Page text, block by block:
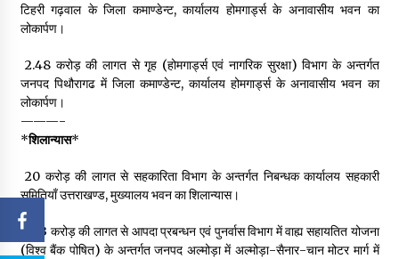
टिहरी गढ़वाल के जिला कमाण्डेन्ट, कार्यालय होमगार्ड्स के अनावासीय भवन का
लोकार्पण।
₹ 2.48 करोड़ की लागत से गृह (होमगार्ड्स एवं नागरिक सुरक्षा) विभाग के अन्तर्गत
जनपद पिथौरागढ में जिला कमाण्डेन्ट, कार्यालय होमगार्ड्स के अनावासीय भवन का
लोकार्पण।
———-
*शिलान्यास*
₹ 20 करोड़ की लागत से सहकारिता विभाग के अन्तर्गत निबन्धक कार्यालय सहकारी
समितियाँ उत्तराखण्ड, मुख्यालय भवन का शिलान्यास।
₹ 6.13 करोड़ की लागत से आपदा प्रबन्धन एवं पुनर्वास विभाग में वाह्य सहायतित योजना
(विश्व बैंक पोषित) के अन्तर्गत जनपद अल्मोड़ा में अल्मोड़ा-सैनार-चान मोटर मार्ग में